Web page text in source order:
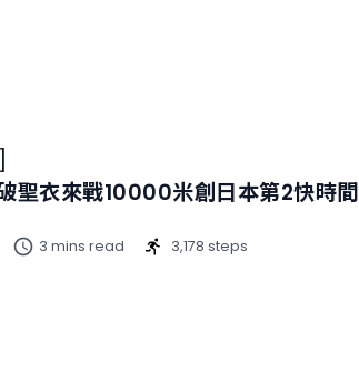
聖衣來戰10000米創日本第2快時間
3 mins read 3,178 steps